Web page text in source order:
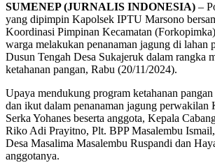
SUMENEP (JURNALIS INDONESIA) –
yang dipimpin Kapolsek IPTU Marsono
Koordinasi Pimpinan Kecamatan
warga melakukan penanaman jagung di lahan
Dusun Tengah Desa Sukajeruk dalam rangka
ketahanan pangan, Rabu (20/11/2024).
Upaya mendukung program ketahanan
dan ikut dalam penanaman jagung perwakilan
Serka Yohanes beserta anggota, Kepala
Riko Adi Prayitno, Plt. BPP Masalembu
Desa Masalima Masalembu Ruspandi dan
anggotanya.